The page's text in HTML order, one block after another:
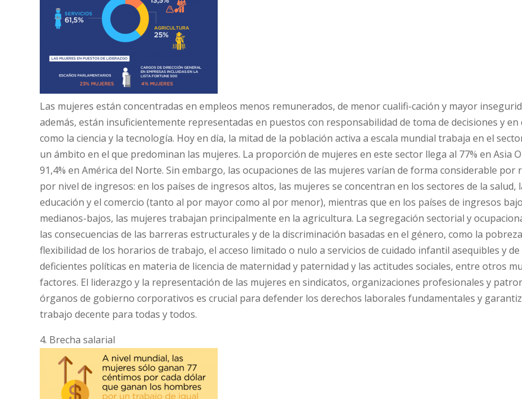
Las mujeres están concentradas en empleos menos remunerados, de menor cualifi-cación y mayor
además, están insuficientemente representadas en puestos con responsabilidad de toma de decisiones y en
como la ciencia y la tecnología. Hoy en día, la mitad de la población activa a escala mundial trabaja en el
un ámbito en el que predominan las mujeres. La proporción de mujeres en este sector llega al 77% en Asia
91,4% en América del Norte. Sin embargo, las ocupaciones de las mujeres varían de forma considerable por
por nivel de ingresos: en los países de ingresos altos, las mujeres se concentran en los sectores de la salud,
educación y el comercio (tanto al por mayor como al por menor), mientras que en los países de ingresos
medianos-bajos, las mujeres trabajan principalmente en la agricultura. La segregación sectorial y
las consecuencias de las barreras estructurales y de la discriminación basadas en el género, como la
flexibilidad de los horarios de trabajo, el acceso limitado o nulo a servicios de cuidado infantil asequibles y de
deficientes políticas en materia de licencia de maternidad y paternidad y las actitudes sociales, entre otros
factores. El liderazgo y la representación de las mujeres en sindicatos, organizaciones profesionales y
órganos de gobierno corporativos es crucial para defender los derechos laborales fundamentales y
trabajo decente para todas y todos.
4. Brecha salarial